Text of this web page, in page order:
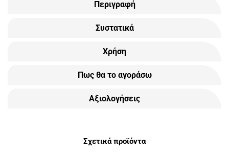
Περιγραφή
Συστατικά
Χρήση
Πως θα το αγοράσω
Αξιολογήσεις
Σχετικά προϊόντα